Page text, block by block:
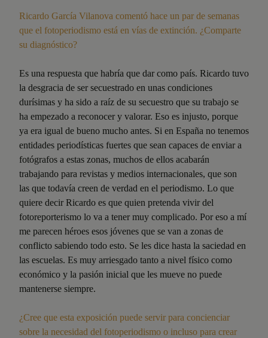
Ricardo García Vilanova comentó hace un par de semanas
que el fotoperiodismo está en vías de extinción. ¿Comparte
su diagnóstico?
Es una respuesta que habría que dar como país. Ricardo tuvo
la desgracia de ser secuestrado en unas condiciones
durísimas y ha sido a raíz de su secuestro que su trabajo se
ha empezado a reconocer y valorar. Eso es injusto, porque
ya era igual de bueno mucho antes. Si en España no tenemos
entidades periodísticas fuertes que sean capaces de enviar a
fotógrafos a estas zonas, muchos de ellos acabarán
trabajando para revistas y medios internacionales, que son
las que todavía creen de verdad en el periodismo. Lo que
quiere decir Ricardo es que quien pretenda vivir del
fotoreporterismo lo va a tener muy complicado. Por eso a mí
me parecen héroes esos jóvenes que se van a zonas de
conflicto sabiendo todo esto. Se les dice hasta la saciedad en
las escuelas. Es muy arriesgado tanto a nivel físico como
económico y la pasión inicial que les mueve no puede
mantenerse siempre.
¿Cree que esta exposición puede servir para concienciar
sobre la necesidad del fotoperiodismo o incluso para crear